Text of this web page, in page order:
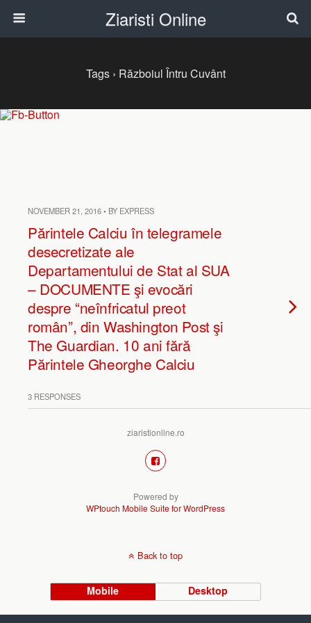
Ziaristi Online
Tags › Războiul Întru Cuvânt
NOVEMBER 21, 2016 • BY EXPRESS
Părintele Calciu în telegramele
desecretizate ale
Departamentului de Stat al SUA
– DOCUMENTE şi evocări
despre “neînfricatul preot
român”, din Washington Post şi
The Guardian. 10 ani fără
Părintele Gheorghe Calciu
3 RESPONSES
ziaristionline.ro
Powered by
WPtouch Mobile Suite for WordPress
Back to top
Mobile Desktop